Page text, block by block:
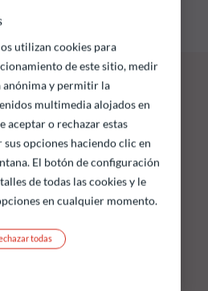
a 16.12.2025
utilizan cookies para
de este sitio, medir
anónima y permitir la
multimedia alojados en
aceptar o rechazar estas
opciones haciendo clic en
El botón de configuración
de todas las cookies y le
en cualquier momento.
todas